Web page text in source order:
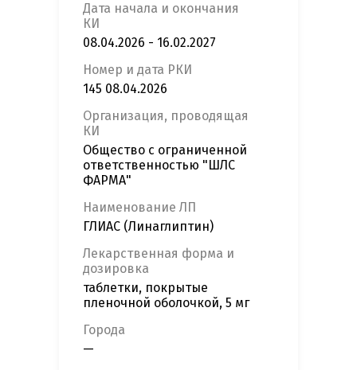
Дата начала и окончания
КИ
08.04.2026 - 16.02.2027
Номер и дата РКИ
145 08.04.2026
Организация, проводящая
КИ
Общество с ограниченной
ответственностью "ШЛС
ФАРМА"
Наименование ЛП
ГЛИАС (Линаглиптин)
Лекарственная форма и
дозировка
таблетки, покрытые
пленочной оболочкой, 5 мг
Города
—